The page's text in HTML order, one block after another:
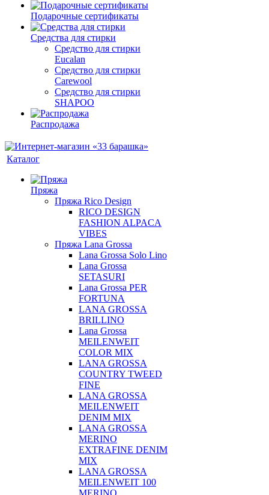
Подарочные сертификаты
Средства для стирки
Средство для стирки
Eucalan
Средство для стирки
Carewool
Средство для стирки
SHAPOO
Распродажа
Каталог
Пряжа
Пряжа Rico Design
RICO DESIGN
FASHION ALPACA
VIBES
Пряжа Lana Grossa
Lana Grossa Solo Lino
Lana Grossa
SETASURI
Lana Grossa PER
FORTUNA
LANA GROSSA
BRILLINO
Lana Grossa
MEILENWEIT
COLOR MIX
LANA GROSSA
COUNTRY TWEED
FINE
LANA GROSSA
MEILENWEIT
DENIM MIX
LANA GROSSA
MERINO
EXTRAFINE DENIM
MIX
LANA GROSSA
MEILENWEIT 100
MERINO